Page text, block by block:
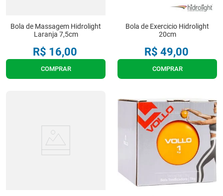
Bola de Massagem Hidrolight
Laranja 7,5cm
R$ 16,00
COMPRAR
Bola de Exercicio Hidrolight
20cm
R$ 49,00
COMPRAR